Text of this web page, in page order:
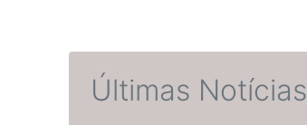
Últimas Notícias